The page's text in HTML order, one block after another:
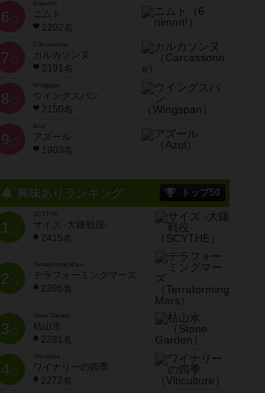
6 位
ニムト
2202名
7 位
Carcassonne
カルカソンヌ
2191名
8 位
Wingspan
ウイングスパン
2150名
9 位
Azul
アズール
1903名
興味ありランキング トップ50
1位
SCYTHE
サイズ -大鎌戦役-
2415名
2位
Terraforming Mars
テラフォーミングマーズ
2396名
3位
Stone Garden
枯山水
2281名
4位
Viticulture
ワイナリーの四季
2272名